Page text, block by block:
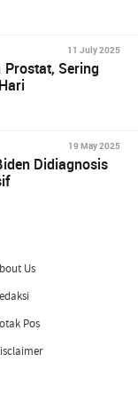
11 July 2025
Prostat, Sering
19 May 2025
Didiagnosis
Us
Pos